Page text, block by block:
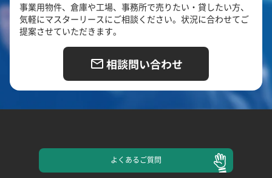
事業用物件、倉庫や工場、事務所で売りたい・貸したい方、
気軽にマスターリースにご相談ください。状況に合わせてご
提案させていただきます。
相談問い合わせ
よくあるご質問